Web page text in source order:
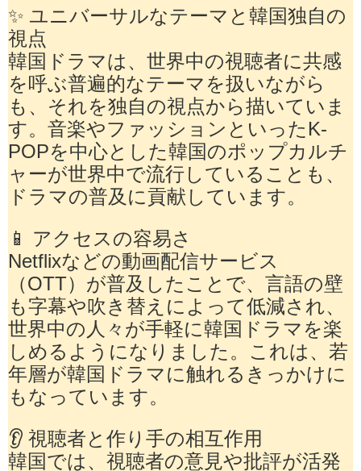
✨ ユニバーサルなテーマと韓国独自の
視点
韓国ドラマは、世界中の視聴者に共感
を呼ぶ普遍的なテーマを扱いながら
も、それを独自の視点から描いていま
す。音楽やファッションといったK-
POPを中心とした韓国のポップカルチ
ャーが世界中で流行していることも、
ドラマの普及に貢献しています。
📱 アクセスの容易さ
Netflixなどの動画配信サービス
（OTT）が普及したことで、言語の壁
も字幕や吹き替えによって低減され、
世界中の人々が手軽に韓国ドラマを楽
しめるようになりました。これは、若
年層が韓国ドラマに触れるきっかけに
もなっています。
👂 視聴者と作り手の相互作用
韓国では、視聴者の意見や批評が活発